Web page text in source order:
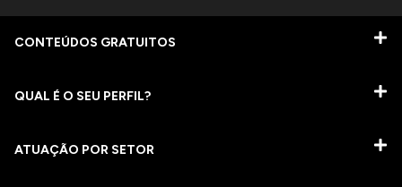
CONTEÚDOS GRATUITOS
QUAL É O SEU PERFIL?
ATUAÇÃO POR SETOR